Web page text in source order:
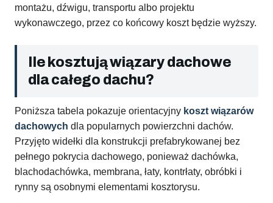
montażu, dźwigu, transportu albo projektu
wykonawczego, przez co końcowy koszt będzie wyższy.
Ile kosztują wiązary dachowe
dla całego dachu?
Poniższa tabela pokazuje orientacyjny koszt wiązarów
dachowych dla popularnych powierzchni dachów.
Przyjęto widełki dla konstrukcji prefabrykowanej bez
pełnego pokrycia dachowego, ponieważ dachówka,
blachodachówka, membrana, łaty, kontrłaty, obróbki i
rynny są osobnymi elementami kosztorysu.